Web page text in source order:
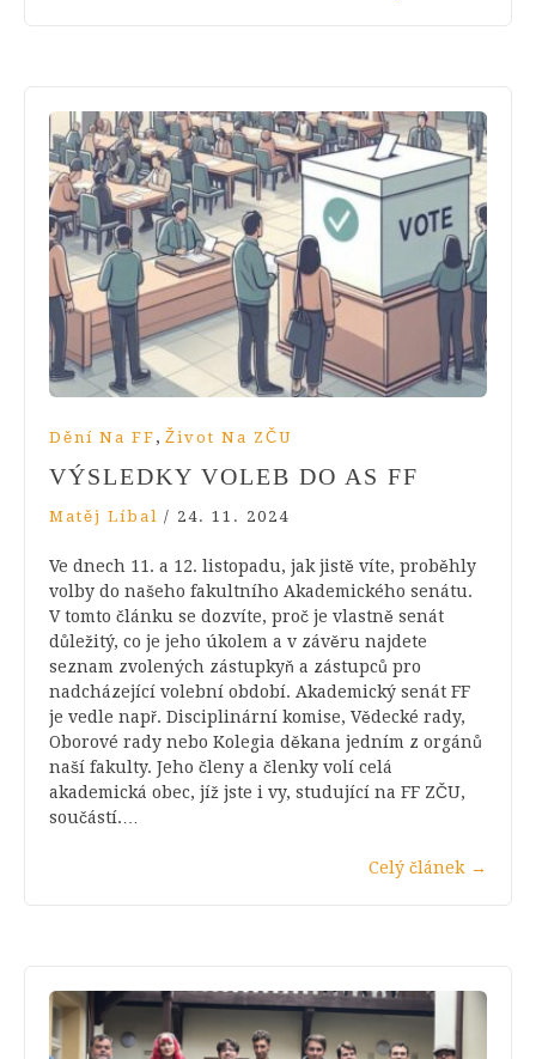
Dění Na FF , Život Na ZČU
VÝSLEDKY VOLEB DO AS FF
Matěj Líbal / 24. 11. 2024
Ve dnech 11. a 12. listopadu, jak jistě víte, proběhly
volby do našeho fakultního Akademického senátu.
V tomto článku se dozvíte, proč je vlastně senát
důležitý, co je jeho úkolem a v závěru najdete
seznam zvolených zástupkyň a zástupců pro
nadcházející volební období. Akademický senát FF
je vedle např. Disciplinární komise, Vědecké rady,
Oborové rady nebo Kolegia děkana jedním z orgánů
naší fakulty. Jeho členy a členky volí celá
akademická obec, jíž jste i vy, studující na FF ZČU,
součástí.…
Celý článek →